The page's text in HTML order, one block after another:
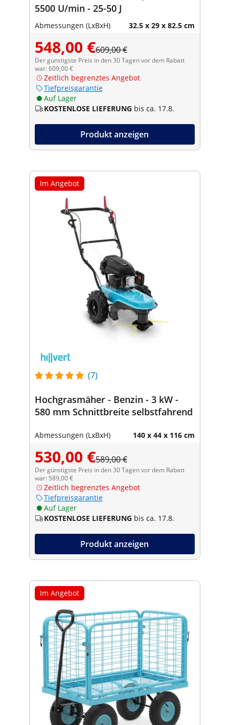
5500 U/min - 25-50 J
Abmessungen (LxBxH) 32.5 x 29 x 82.5 cm
548,00 €609,00 €
Der günstigste Preis in den 30 Tagen vor dem Rabatt
war: 609,00 €
Zeitlich begrenztes Angebot
Tiefpreisgarantie
Auf Lager
KOSTENLOSE LIEFERUNG bis ca. 17.8.
Produkt anzeigen
Im Angebot
(7)
Hochgrasmäher - Benzin - 3 kW -
580 mm Schnittbreite selbstfahrend
Abmessungen (LxBxH) 140 x 44 x 116 cm
530,00 €589,00 €
Der günstigste Preis in den 30 Tagen vor dem Rabatt
war: 589,00 €
Zeitlich begrenztes Angebot
Tiefpreisgarantie
Auf Lager
KOSTENLOSE LIEFERUNG bis ca. 17.8.
Produkt anzeigen
Im Angebot